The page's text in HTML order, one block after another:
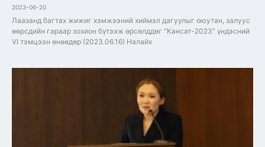
2023-06-20
Лаазанд багтах жижиг хэмжээний хиймэл дагуулыг оюутан, залуус
өөрсдийн гараар зохион бүтээж өрсөлддөг “Кансат-2023” үндэсний
VI тэмцээн өнөөдөр (2023.06.16) Налайх